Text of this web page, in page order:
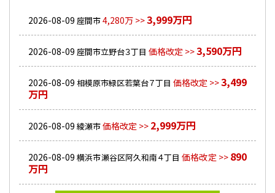
2026-08-09 座間市4,280万 >>3,999万円
2026-08-09 座間市立野台３丁目 価格改定 >>3,590万円
2026-08-09 相模原市緑区若葉台７丁目 価格改定 >>3,499
万円
2026-08-09 綾瀬市価格改定 >> 2,999万円
2026-08-09 横浜市瀬谷区阿久和南４丁目 価格改定 >> 890
万円